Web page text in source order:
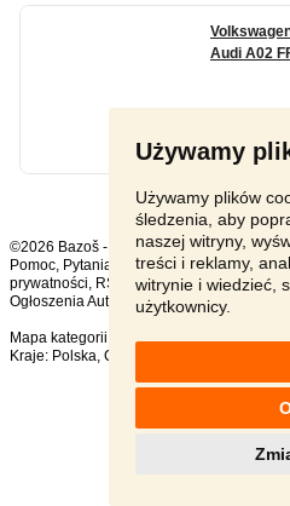
Używamy
Używamy plików
śledzenia, aby
naszej witryny,
treści i reklamy,
witrynie i wiedzieć,
użytkownicy.
©2026 Bazoš -
sprzedam, ogłoszenia
Pomoc, Pytania Komentarze,Kontakt ,
prywatności, RSS
Ogłoszenia Auto ogółem:1247, w ciągu
Mapa kategorii
Popularne wyszukiwania
Kraje: Polska, Czechy